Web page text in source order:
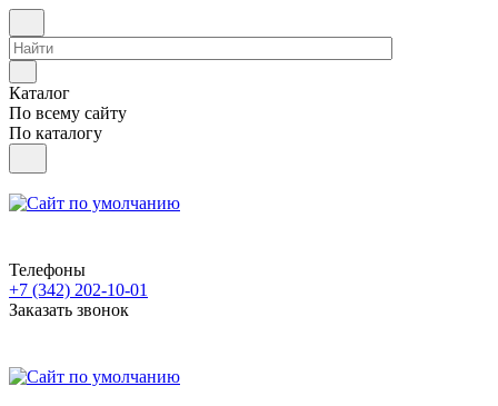
Каталог
По всему сайту
По каталогу
Телефоны
+7 (342) 202-10-01
Заказать звонок